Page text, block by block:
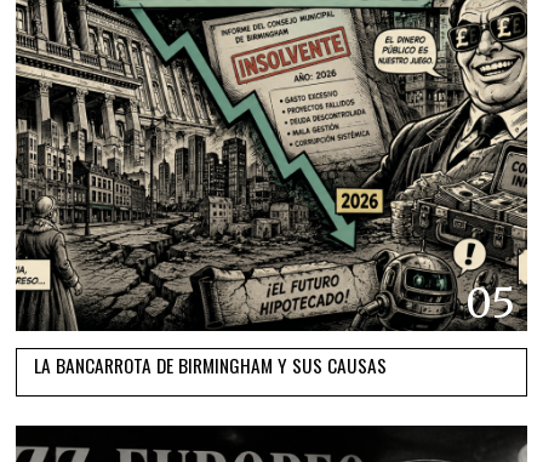
05
LA BANCARROTA DE BIRMINGHAM Y SUS CAUSAS